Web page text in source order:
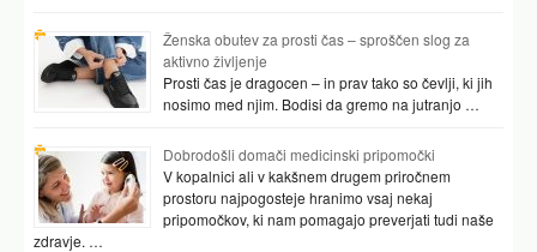
Ženska obutev za prosti čas – sproščen slog za
aktivno življenje
Prosti čas je dragocen – in prav tako so čevlji, ki jih
nosimo med njim. Bodisi da gremo na jutranjo …
Dobrodošli domači medicinski pripomočki
V kopalnici ali v kakšnem drugem priročnem
prostoru najpogosteje hranimo vsaj nekaj
pripomočkov, ki nam pomagajo preverjati tudi naše
zdravje. …